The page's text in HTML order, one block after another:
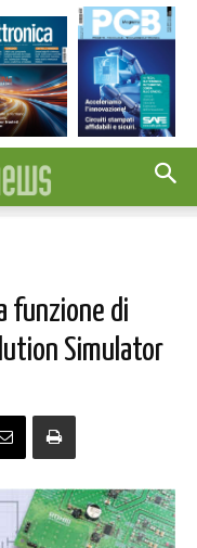
funzione di
Simulator